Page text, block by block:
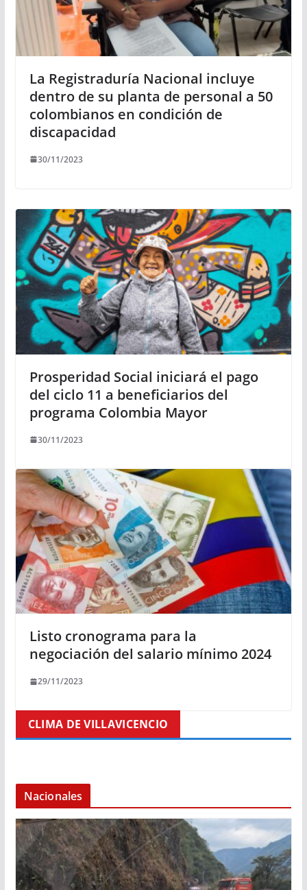
La Registraduría Nacional incluye
dentro de su planta de personal a 50
colombianos en condición de
discapacidad
30/11/2023
Prosperidad Social iniciará el pago
del ciclo 11 a beneficiarios del
programa Colombia Mayor
30/11/2023
Listo cronograma para la
negociación del salario mínimo 2024
29/11/2023
CLIMA DE VILLAVICENCIO
Nacionales